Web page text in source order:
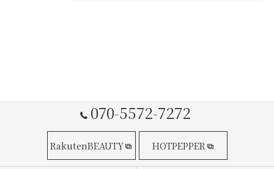
070-5572-7272
RakutenBEAUTY HOTPEPPER